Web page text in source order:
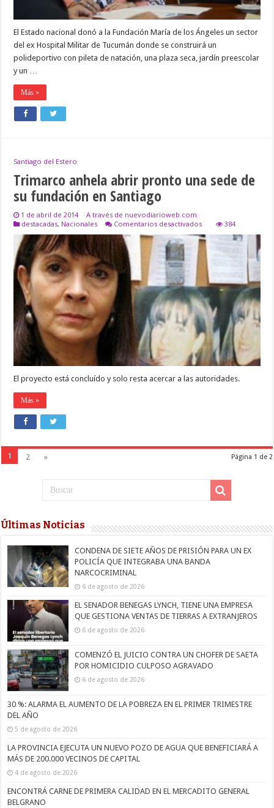
género
El Estado nacional donó a la Fundación María de los Ángeles un sector
del ex Hospital Militar de Tucumán donde se construirá un
polideportivo con pileta de natación, una plaza seca, jardín preescolar
y un …
Más »
Santiago del Estero
Trimarco anhela abrir pronto una sede de
su fundación en Santiago
1 de abril de 2014
A través de nuevodiarioweb.com
destacadas, Nacionales Comentarios desactivadosen
Trimarco
anhela
abrir
pronto
una
sede
de
su
fundación
en
Santiago
384
El proyecto está concluído y solo resta acercar a las autoridades.
Más »
Página 1 de 2
1 2 »
Últimas Noticias
CONDENA DE SIETE AÑOS DE PRISIÓN PARA UN EX
POLICÍA QUE INTEGRABA UNA BANDA
NARCOCRIMINAL
6 de agosto de 2026
EL SENADOR BENEGAS LYNCH, TIENE UNA EMPRESA
QUE GESTIONA VENTAS DE TIERRAS A EXTRANJEROS
6 de agosto de 2026
COMENZÓ EL JUICIO CONTRA UN CHOFER DE SAETA
POR HOMICIDIO CULPOSO AGRAVADO
6 de agosto de 2026
30 %: ALARMA EL AUMENTO DE LA POBREZA EN EL PRIMER TRIMESTRE
DEL AÑO
5 de agosto de 2026
LA PROVINCIA EJECUTA UN NUEVO POZO DE AGUA QUE BENEFICIARÁ A
MÁS DE 200.000 VECINOS DE CAPITAL
4 de agosto de 2026
ENCONTRÁ CARNE DE PRIMERA CALIDAD EN EL MERCADITO GENERAL
BELGRANO